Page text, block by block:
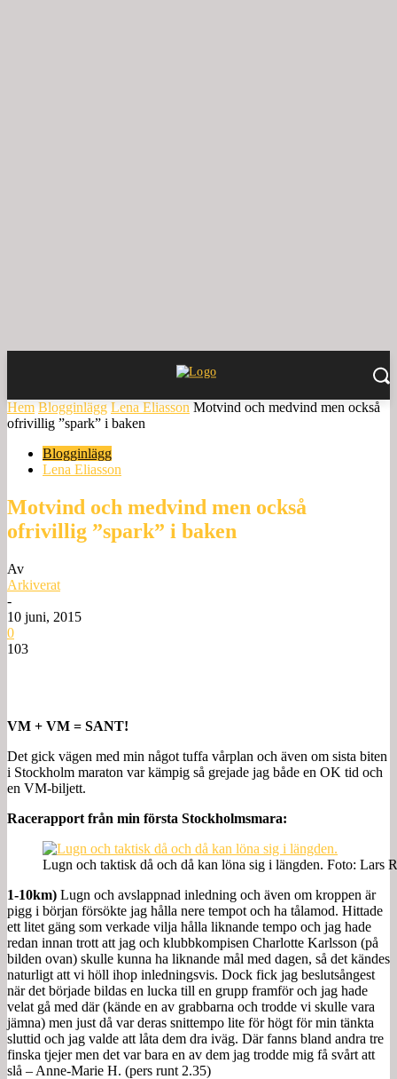
Hem Blogginlägg Lena Eliasson Motvind och medvind men också
ofrivillig ”spark” i baken
Blogginlägg
Lena Eliasson
Motvind och medvind men också
ofrivillig ”spark” i baken
Av
Arkiverat
-
10 juni, 2015
0
103
VM + VM = SANT!
Det gick vägen med min något tuffa vårplan och även om sista biten
i Stockholm maraton var kämpig så grejade jag både en OK tid och
en VM-biljett.
Racerapport från min första Stockholmsmara:
Lugn och taktisk då och då kan löna sig i längden. Foto: Lars
1-10km) Lugn och avslappnad inledning och även om kroppen är
pigg i början försökte jag hålla nere tempot och ha tålamod. Hittade
ett litet gäng som verkade vilja hålla liknande tempo och jag hade
redan innan trott att jag och klubbkompisen Charlotte Karlsson (på
bilden ovan) skulle kunna ha liknande mål med dagen, så det kändes
naturligt att vi höll ihop inledningsvis. Dock fick jag beslutsångest
när det började bildas en lucka till en grupp framför och jag hade
velat gå med där (kände en av grabbarna och trodde vi skulle vara
jämna) men just då var deras snittempo lite för högt för min tänkta
sluttid och jag valde att låta dem dra iväg. Där fanns bland andra tre
finska tjejer men det var bara en av dem jag trodde mig få svårt att
slå – Anne-Marie H. (pers runt 2.35)